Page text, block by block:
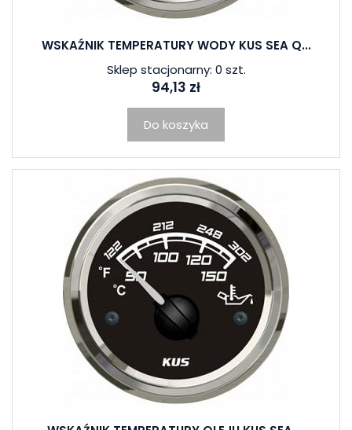
WSKAŹNIK TEMPERATURY WODY KUS SEA Q...
Sklep stacjonarny: 0 szt.
94,13 zł
Do koszyka